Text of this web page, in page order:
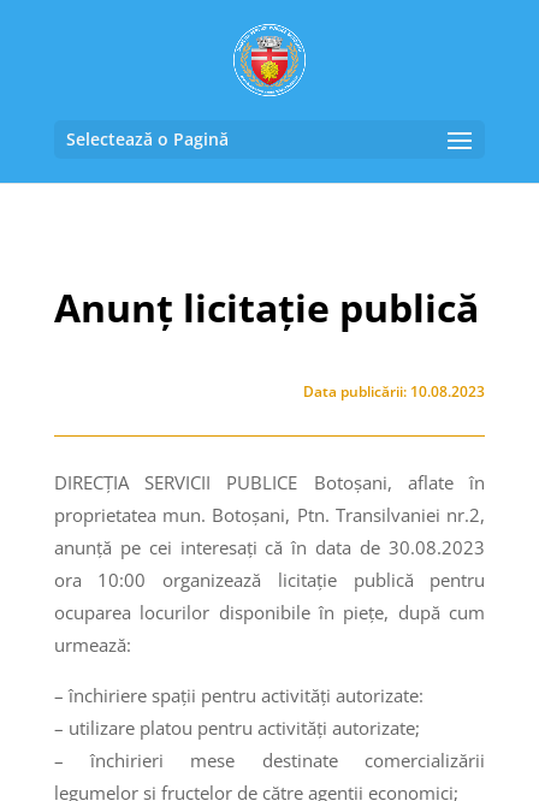
Selectează o Pagină
Anunț licitație publică
Data publicării: 10.08.2023
DIRECȚIA SERVICII PUBLICE Botoșani, aflate în
proprietatea mun. Botoșani, Ptn. Transilvaniei nr.2,
anunţă pe cei interesaţi că în data de 30.08.2023
ora 10:00 organizează licitaţie publică pentru
ocuparea locurilor disponibile în piețe, după cum
urmează:
– închiriere spații pentru activități autorizate:
– utilizare platou pentru activități autorizate;
– închirieri mese destinate comercializării
legumelor si fructelor de către agenții economici;